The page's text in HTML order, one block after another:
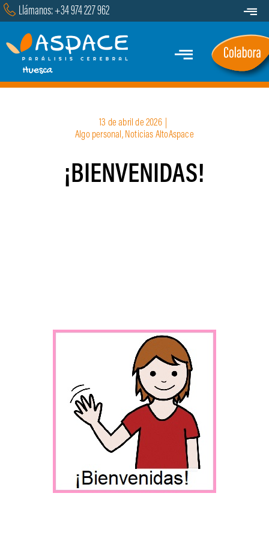
Saltar
contenido
Llámanos: +34 974 227 962
Toggle
Transparencia
Contacto
Toggle
Navigation
Quiénes Somos
Servicios y Programas
13 de abril de 2026
Algo personal, Noticias AltoAspace
¡BIENVENIDAS!